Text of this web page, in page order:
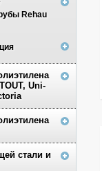
Rehau
Uni-
стали и